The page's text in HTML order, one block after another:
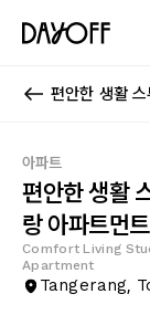
편안한 생활
아파트
편안한 생활
랑 아파트먼트
Comfort Living
Apartment
Tangerang,